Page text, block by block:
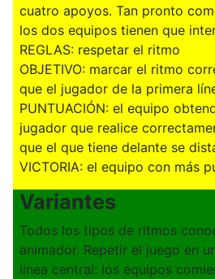
cuatro apoyos. Tan pronto
los dos equipos tienen que
REGLAS: respetar el ritmo
OBJETIVO: marcar el ritmo
que el jugador de la primera
PUNTUACIÓN: el equipo
jugador que realice
que el que tiene delante se
VICTORIA: el equipo con más
Variantes
Todos los tipos de ritmos
animador. Repetir el juego en
línea central: los equipos